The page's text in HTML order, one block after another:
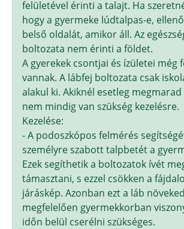
felületével érinti a talajt. Ha
hogy a gyermeke lúdtalpas-e,
belső oldalát, amikor áll. Az
boltozata nem érinti a földet.
A gyerekek csontjai és ízületei még
vannak. A lábfej boltozata csak
alakul ki. Akiknél esetleg
nem mindig van szükség kezelésre.
Kezelése:
- A podoszkópos felmérés
személyre szabott talpbetét a
Ezek segíthetik a boltozatok ívét
támasztani, s ezzel csökken a
járáskép. Azonban ezt a láb
megfelelően gyermekkorban
időn belül cserélni szükséges.